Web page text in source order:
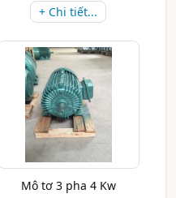
+ Chi tiết...
Mô tơ 3 pha 4 Kw